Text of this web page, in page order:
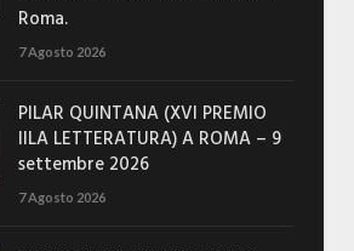
Roma.
7 Agosto 2026
PILAR QUINTANA (XVI PREMIO
IILA LETTERATURA) A ROMA – 9
settembre 2026
7 Agosto 2026